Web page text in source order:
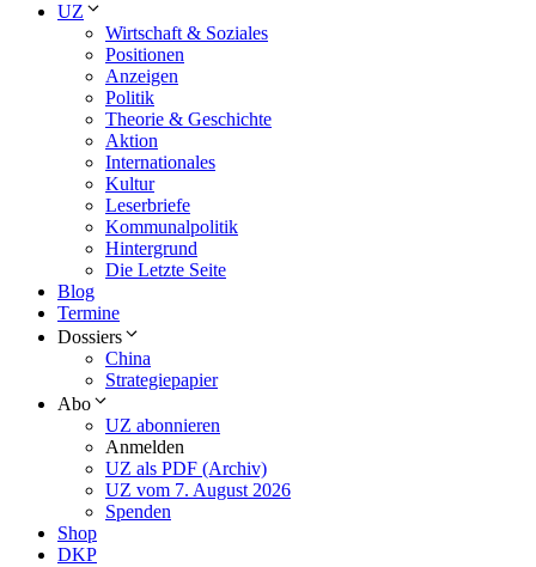
UZ
Wirtschaft & Soziales
Positionen
Anzeigen
Politik
Theorie & Geschichte
Aktion
Internationales
Kultur
Leserbriefe
Kommunalpolitik
Hintergrund
Die Letzte Seite
Blog
Termine
Dossiers
China
Strategiepapier
Abo
UZ abonnieren
Anmelden
UZ als PDF (Archiv)
UZ vom 7. August 2026
Spenden
Shop
DKP